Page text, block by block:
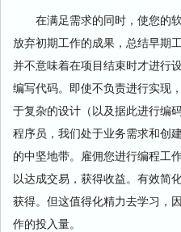
在满足需求的同时，使您的
放弃初期工作的成果，总结早期
并不意味着在项目结束时才进行
编写代码。即使不负责进行实现
于复杂的设计（以及据此进行编
程序员，我们处于业务需求和创
的中坚地带。雇佣您进行编程工
以达成交易，获得收益。有效简
获得。但这值得化精力去学习，
作的投入量。